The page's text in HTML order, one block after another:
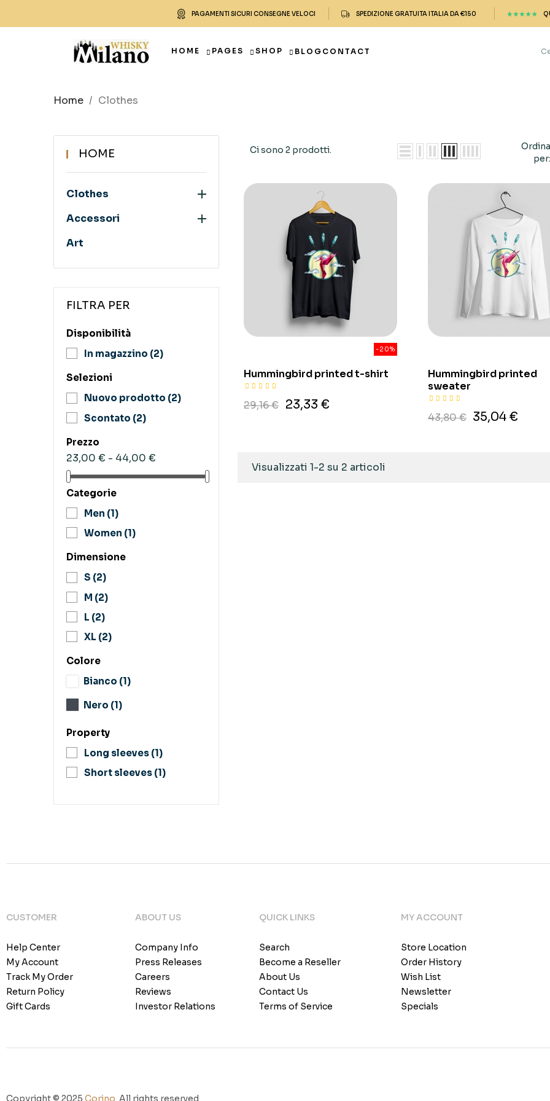
PAGAMENTI SICURI CONSEGNE VELOCI SPEDIZIONE GRATUITA ITALIA DA €150
HOME PAGES SHOP BLOG CONTACT
Home Clothes
HOME
Clothes 
Accessori 
Art
FILTRA PER
Disponibilità
In magazzino (2)
Selezioni
Nuovo prodotto (2)
Scontato (2)
Prezzo
23,00 € - 44,00 €
Categorie
Men (1)
Women (1)
Dimensione
S (2)
M (2)
L (2)
XL (2)
Colore
Bianco (1)
Nero (1)
Property
Long sleeves (1)
Short sleeves (1)
Ci sono 2 prodotti.
Hummingbird printed t-shirt
29,16 €
-20%
23,33 €
Hummingbird printed
sweater
43,80 € 35,04 €
Visualizzati 1-2 su 2 articoli
CUSTOMER
Help Center
My Account
Track My Order
Return Policy
Gift Cards
ABOUT US
Company Info
Press Releases
Careers
Reviews
Investor Relations
QUICK LINKS
Search
Become a Reseller
About Us
Contact Us
Terms of Service
MY ACCOUNT
Store Location
Order History
Wish List
Newsletter
Specials
Copyright © 2025 Corino. All rights reserved